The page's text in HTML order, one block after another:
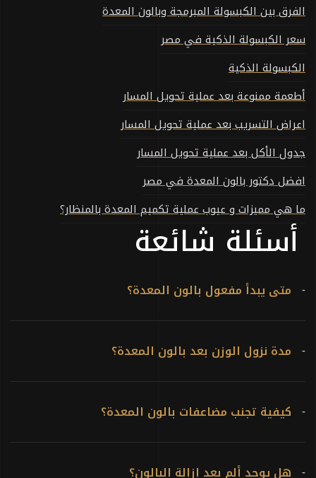
الفرق بين الكبسولة المبرمجة وبالون المعدة
سعر الكبسولة الذكية في مصر
الكبسولة الذكية
أطعمة ممنوعة بعد عملية تحويل المسار
اعراض التسريب بعد عملية تحويل المسار
جدول الأكل بعد عملية تحويل المسار
افضل دكتور بالون المعدة في مصر
ما هي مميزات و عيوب عملية تكميم المعدة بالمنظار؟
أسئلة شائعة
- متى يبدأ مفعول بالون المعدة؟
- مدة نزول الوزن بعد بالون المعدة؟
- كيفية تجنب مضاعفات بالون المعدة؟
- هل يوجد ألم بعد ازالة البالون؟